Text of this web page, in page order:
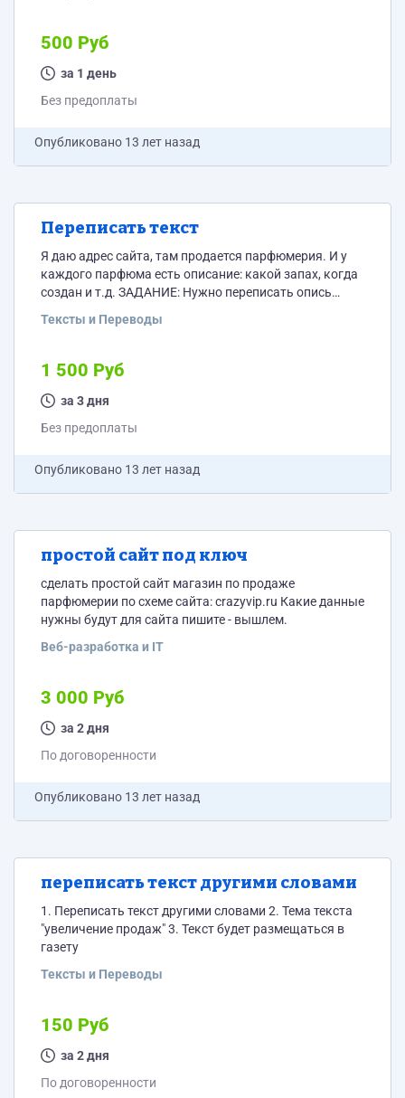
500 Руб
за 1 день
Без предоплаты
Опубликовано 13 лет назад
Переписать текст
Я даю адрес сайта, там продается парфюмерия. И у
каждого парфюма есть описание: какой запах, когда
создан и т.д. ЗАДАНИЕ: Нужно переписать опись
позиций.
Тексты и Переводы
1 500 Руб
за 3 дня
Без предоплаты
Опубликовано 13 лет назад
простой сайт под ключ
сделать простой сайт магазин по продаже
парфюмерии по схеме сайта: crazyvip.ru Какие данные
нужны будут для сайта пишите - вышлем.
Веб-разработка и IT
3 000 Руб
за 2 дня
По договоренности
Опубликовано 13 лет назад
переписать текст другими словами
1. Переписать текст другими словами 2. Тема текста
"увеличение продаж" 3. Текст будет размещаться в
газету
Тексты и Переводы
150 Руб
за 2 дня
По договоренности